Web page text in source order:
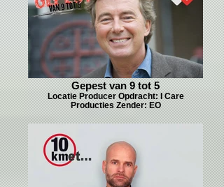
Gepest van 9 tot 5
Locatie Producer Opdracht: I Care
Producties Zender: EO